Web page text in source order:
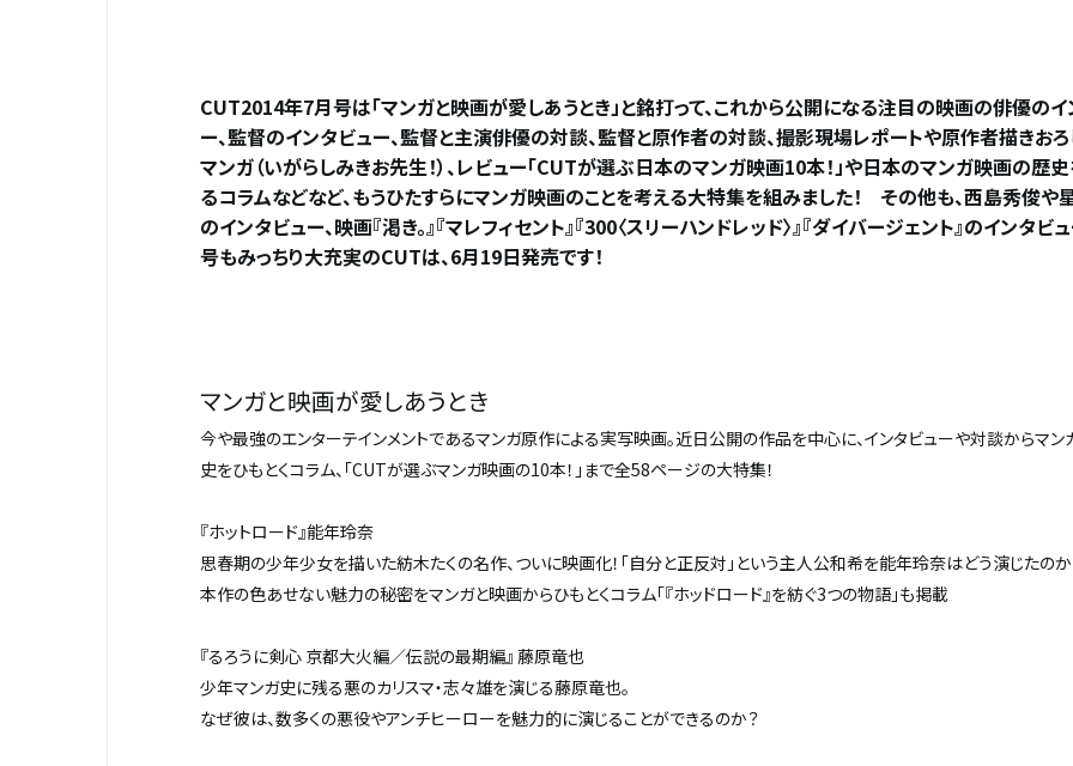
CUT2014年7月号は「マンガと映画が愛しあうとき」と銘打って、これから公開になる注目の映画の俳優のイ
ー、監督のインタビュー、監督と主演俳優の対談、監督と原作者の対談、撮影現場レポートや原作者描きお
マンガ（いがらしみきお先生！）、レビュー「CUTが選ぶ日本のマンガ映画10本！」や日本のマンガ映画の歴
るコラムなどなど、もうひたすらにマンガ映画のことを考える大特集を組みました！ その他も、西島秀俊や
のインタビュー、映画『渇き。』『マレフィセント』『300〈スリーハンドレッド〉』『ダイバージェント』のインタビ
号もみっちり大充実のCUTは、6月19日発売です！
マンガと映画が愛しあうとき
今や最強のエンターテインメントであるマンガ原作による実写映画。近日公開の作品を中心に、インタビューや対談からマ
史をひもとくコラム、「CUTが選ぶマンガ映画の10本！」まで全58ページの大特集！
『ホットロード』能年玲奈
思春期の少年少女を描いた紡木たくの名作、ついに映画化！「自分と正反対」という主人公和希を能年玲奈はどう演じたの
本作の色あせない魅力の秘密をマンガと映画からひもとくコラム「『ホッドロード』を紡ぐ3つの物語」も掲載
『るろうに剣心 京都大火編／伝説の最期編』 藤原竜也
少年マンガ史に残る悪のカリスマ・志々雄を演じる藤原竜也。
なぜ彼は、数多くの悪役やアンチヒーローを魅力的に演じることができるのか？